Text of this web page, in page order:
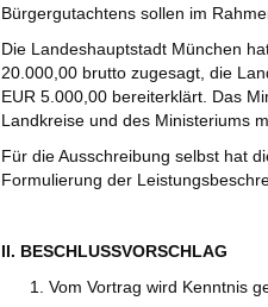
Bürgergutachtens sollen im
Die Landeshauptstadt München
20.000,00 brutto zugesagt, die
EUR 5.000,00 bereiterklärt. Das
Landkreise und des Ministeriums
Für die Ausschreibung selbst hat
Formulierung der
II. BESCHLUSSVORSCHLAG
Vom Vortrag wird Kenntnis